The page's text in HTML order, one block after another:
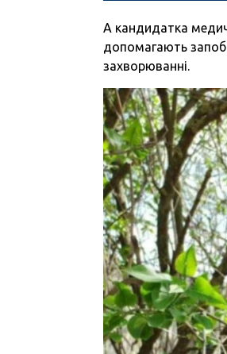
А кандидатка
допомагають
захворюванні.